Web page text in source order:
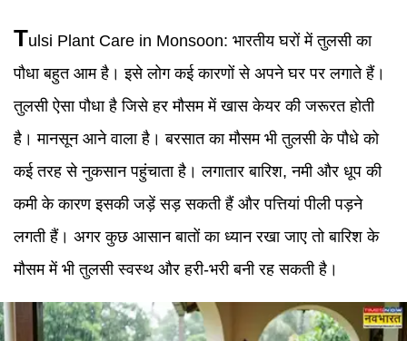
Tulsi Plant Care in Monsoon: भारतीय घरों में तुलसी का
पौधा बहुत आम है। इसे लोग कई कारणों से अपने घर पर लगाते हैं।
तुलसी ऐसा पौधा है जिसे हर मौसम में खास केयर की जरूरत होती
है। मानसून आने वाला है। बरसात का मौसम भी तुलसी के पौधे को
कई तरह से नुकसान पहुंचाता है। लगातार बारिश, नमी और धूप की
कमी के कारण इसकी जड़ें सड़ सकती हैं और पत्तियां पीली पड़ने
लगती हैं। अगर कुछ आसान बातों का ध्यान रखा जाए तो बारिश के
मौसम में भी तुलसी स्वस्थ और हरी-भरी बनी रह सकती है।